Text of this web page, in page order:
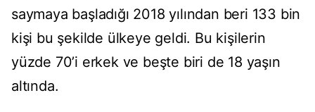
saymaya başladığı 2018 yılından beri 133 bin
kişi bu şekilde ülkeye geldi. Bu kişilerin
yüzde 70’i erkek ve beşte biri de 18 yaşın
altında.